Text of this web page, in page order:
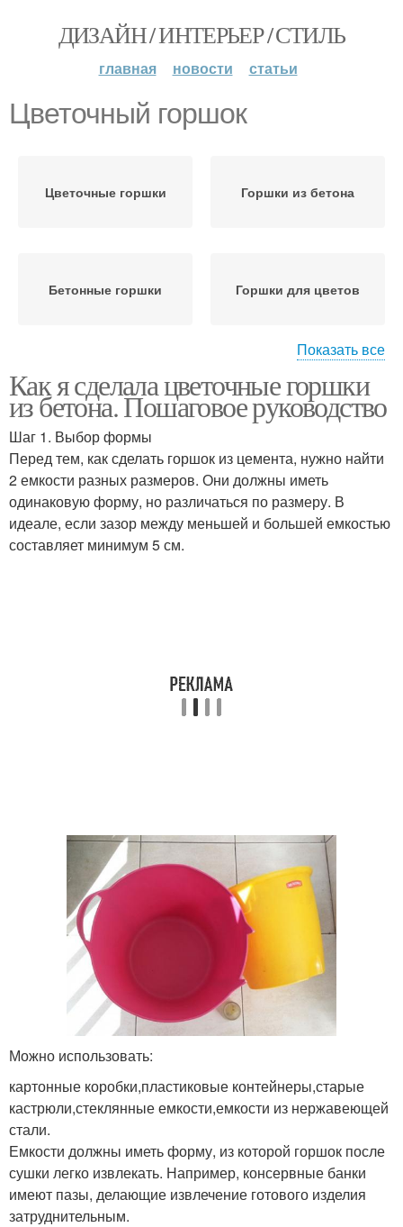
ДИЗАЙН / ИНТЕРЬЕР / СТИЛЬ
главная новости статьи
Цветочный горшок
Цветочные горшки Горшки из бетона
Бетонные горшки Горшки для цветов
Горшок из бетона Большие горшки
Цветочные горшковы Оригинальные горшки
Показать все
Как я сделала цветочные горшки
из бетона. Пошаговое руководство
Шаг 1. Выбор формы
Перед тем, как сделать горшок из цемента, нужно найти
2 емкости разных размеров. Они должны иметь
одинаковую форму, но различаться по размеру. В
идеале, если зазор между меньшей и большей емкостью
составляет минимум 5 см.
Можно использовать:
картонные коробки,пластиковые контейнеры,старые
кастрюли,стеклянные емкости,емкости из нержавеющей
стали.
Емкости должны иметь форму, из которой горшок после
сушки легко извлекать. Например, консервные банки
имеют пазы, делающие извлечение готового изделия
затруднительным.